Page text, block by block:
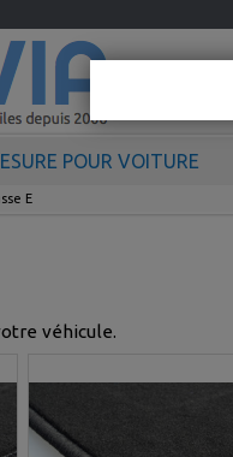
POUR VOITURE
E
véhicule.